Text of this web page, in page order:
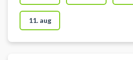
Badminton Klub beliggende
Krausesvej 12, 2100 København
Ø. BEMÆRK: Efter booking kan
badminton banen ikke afbestilles.
11. aug